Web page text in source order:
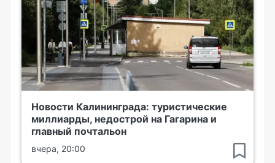
Новости Калининграда: туристические
миллиарды, недострой на Гагарина и
главный почтальон
вчера, 20:00